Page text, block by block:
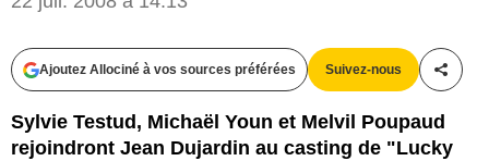
Ajoutez Allociné à vos sources préférées Suivez-nous
Sylvie Testud, Michaël Youn et Melvil Poupaud
rejoindront Jean Dujardin au casting de "Lucky